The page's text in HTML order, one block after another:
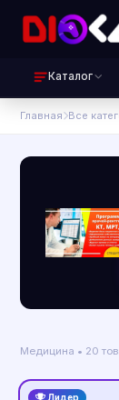
Каталог
Главная Все
Медицина • 20
Лидер